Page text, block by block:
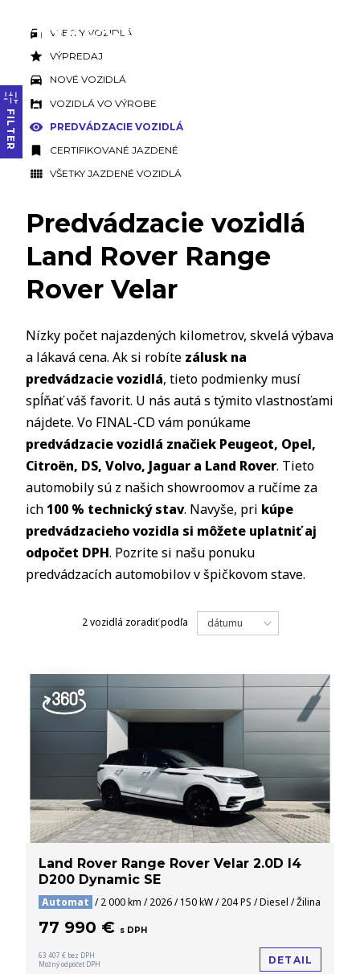
FILTER
VŠETKY VOZIDLÁ
VÝPREDAJ
NOVÉ VOZIDLÁ
VOZIDLÁ VO VÝROBE
PREDVÁDZACIE VOZIDLÁ
CERTIFIKOVANÉ JAZDENÉ
VŠETKY JAZDENÉ VOZIDLÁ
Predvádzacie vozidlá
Land Rover Range
Rover Velar
Nízky počet najazdených kilometrov, skvelá výbava
a lákavá cena. Ak si robíte zálusk na
predvádzacie vozidlá, tieto podmienky musí
spĺňať váš favorit. U nás autá s týmito vlastnosťami
nájdete. Vo FINAL-CD vám ponúkame
predvádzacie vozidlá značiek Peugeot, Opel,
Citroën, DS, Volvo, Jaguar a Land Rover. Tieto
automobily sú z našich showroomov a ručíme za
ich100 % technický stav. Navyše, pri kúpe
predvádzacieho vozidla si môžete uplatniť aj
odpočet DPH. Pozrite si našu ponuku
predvádzacích automobilov v špičkovom stave.
2 vozidlá zoradiť podľa dátumu
Land Rover Range Rover Velar 2.0D I4
D200 Dynamic SE
Automat / 2 000 km / 2026 / 150 kW / 204 PS / Diesel / Žilina
77 990 € s DPH
63 407 € bez DPH
Možný odpočet DPH
DETAIL